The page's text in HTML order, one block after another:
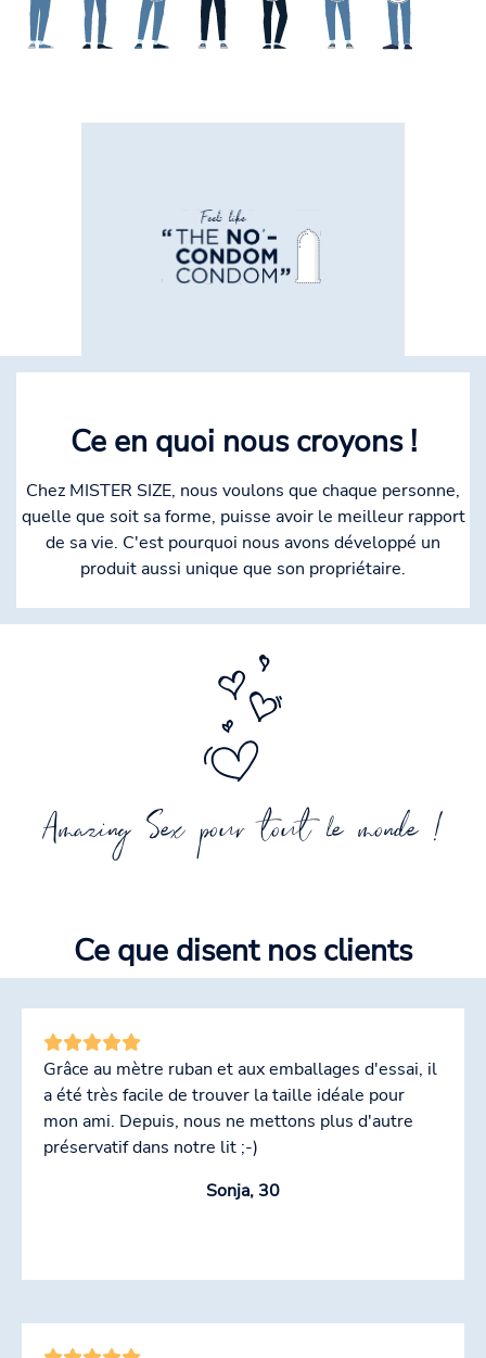
Ce en quoi nous croyons !
Chez MISTER SIZE, nous voulons que chaque personne,
quelle que soit sa forme, puisse avoir le meilleur rapport
de sa vie. C'est pourquoi nous avons développé un
produit aussi unique que son propriétaire.
Amazing Sex pour tout le monde !
Ce que disent nos clients
Grâce au mètre ruban et aux emballages d'essai, il
a été très facile de trouver la taille idéale pour
mon ami. Depuis, nous ne mettons plus d'autre
préservatif dans notre lit ;-)
Sonja, 30